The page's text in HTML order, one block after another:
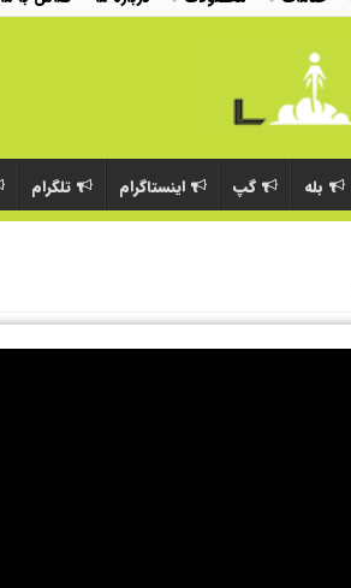
بله گپ اینستاگرام تلگرام